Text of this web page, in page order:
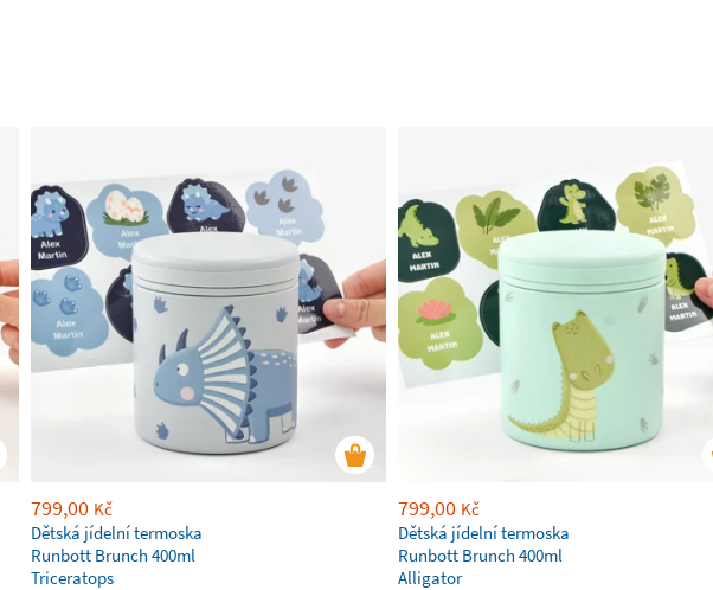
799,00 Kč
Dětská jídelní termoska
Runbott Brunch 400ml
Triceratops
799,00 Kč
Dětská jídelní termoska
Runbott Brunch 400ml
Alligator